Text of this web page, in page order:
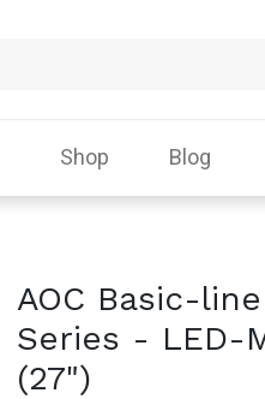
Shop Blog
AOC Basic-
Series - LED-
(27")